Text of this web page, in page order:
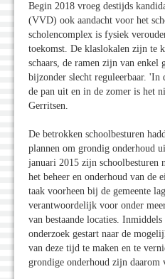
Begin 2018 vroeg destijds
(VVD) ook aandacht voor het
scholencomplex is fysiek
toekomst. De klaslokalen zijn te
schaars, de ramen zijn van enkel
bijzonder slecht reguleerbaar. 'In
de pan uit en in de zomer is het
Gerritsen.
De betrokken schoolbesturen
plannen om grondig onderhoud
januari 2015 zijn
het beheer en onderhoud van de
taak voorheen bij de gemeente
verantwoordelijk voor onder
van bestaande locaties.
onderzoek gestart naar de
van deze tijd te maken en te
grondige onderhoud zijn daarom